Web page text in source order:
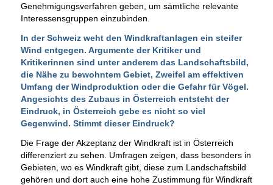
Genehmigungsverfahren geben, um sämtliche relevante
Interessensgruppen einzubinden.
In der Schweiz weht den Windkraftanlagen ein steifer
Wind entgegen. Argumente der Kritiker und
Kritikerinnen sind unter anderem das Landschaftsbild,
die Nähe zu bewohntem Gebiet, Zweifel am effektiven
Umfang der Windproduktion oder die Gefahr für Vögel.
Angesichts des Zubaus in Österreich entsteht der
Eindruck, in Österreich gebe es nicht so viel
Gegenwind. Stimmt dieser Eindruck?
Die Frage der Akzeptanz der Windkraft ist in Österreich
differenziert zu sehen. Umfragen zeigen, dass besonders in
Gebieten, wo es Windkraft gibt, diese zum Landschaftsbild
gehören und dort auch eine hohe Zustimmung für Windkraft